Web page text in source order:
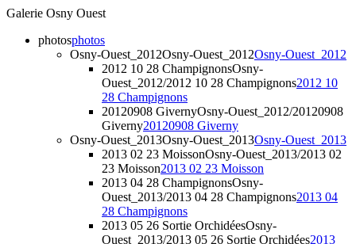
Galerie Osny Ouest
photosphotos
Osny-Ouest_2012Osny-Ouest_2012Osny-Ouest_2012
2012 10 28 ChampignonsOsny-
Ouest_2012/2012 10 28 Champignons2012 10
28 Champignons
20120908 GivernyOsny-Ouest_2012/20120908
Giverny20120908 Giverny
Osny-Ouest_2013Osny-Ouest_2013Osny-Ouest_2013
2013 02 23 MoissonOsny-Ouest_2013/2013 02
23 Moisson2013 02 23 Moisson
2013 04 28 ChampignonsOsny-
Ouest_2013/2013 04 28 Champignons2013 04
28 Champignons
2013 05 26 Sortie OrchidéesOsny-
Ouest_2013/2013 05 26 Sortie Orchidées2013